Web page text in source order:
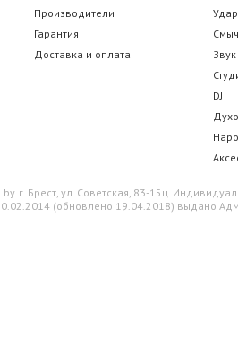
7.00 р.
Производители
Гарантия
Доставка и оплата
Звук
DJ
г. Брест, ул. Советская, 83-15ц.
(обновлено 19.04.2018) выдано